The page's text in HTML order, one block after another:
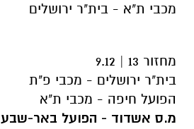
מכבי ת"א - בית"ר ירושלים
מחזור 13 | 9.12
בית"ר ירושלים - מכבי פ"ת
הפועל חיפה - מכבי ת"א
מ.ס אשדוד - הפועל באר-שבע